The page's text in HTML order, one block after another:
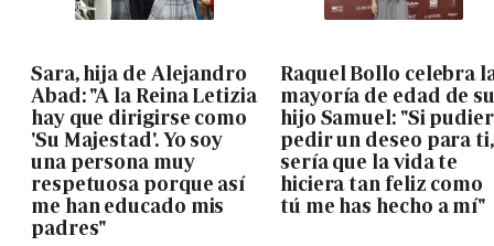
Sara, hija de Alejandro
Abad: "A la Reina Letizia
hay que dirigirse como
'Su Majestad'. Yo soy
una persona muy
respetuosa porque así
me han educado mis
padres"
Raquel Bollo celebra
mayoría de edad de
hijo Samuel: "Si
pedir un deseo para ti,
sería que la vida te
hiciera tan feliz como
tú me has hecho a mí"